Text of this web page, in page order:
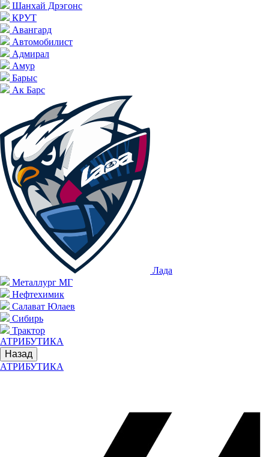
Шанхай Дрэгонс
КРУТ
Авангард
Автомобилист
Адмирал
Амур
Барыс
Ак Барс
Лада
Металлург МГ
Нефтехимик
Салават Юлаев
Сибирь
Трактор
АТРИБУТИКА
Назад
АТРИБУТИКА